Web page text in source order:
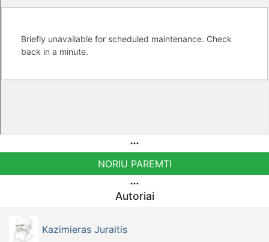
NORIU PAREMTI
Autoriai
Kazimieras Juraitis